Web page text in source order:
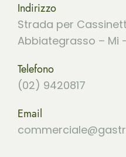
Indirizzo
Strada per
Abbiategrasso – Mi
Telefono
(02) 9420817
Email